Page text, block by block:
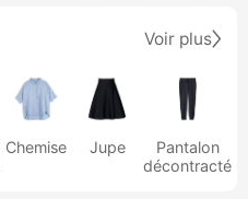
Voir plus
Chemise Jupe
Pantalon
décontracté